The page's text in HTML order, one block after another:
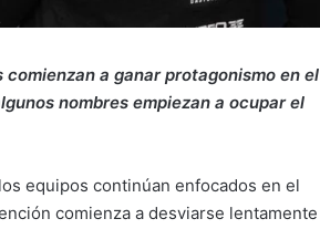
a ganar protagonismo en el
nombres empiezan a ocupar el
equipos continúan enfocados en el
comienza a desviarse lentamente